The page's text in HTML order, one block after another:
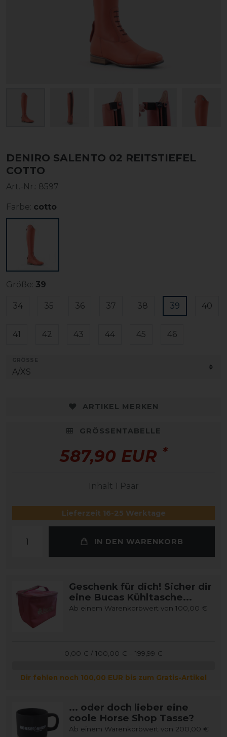
DENIRO SALENTO 02 REITSTIEFEL
COTTO
Art.-Nr.: 8597
Farbe: cotto
Größe: 39
34 35 36 37 38 39 40
41 42 43 44 45 46
ARTIKEL MERKEN
GRÖSSENTABELLE
587,90 EUR *
Inhalt 1 Paar
Lieferzeit 16-25 Werktage
IN DEN WARENKORB
Geschenk für dich! Sicher dir
eine Bucas Kühltasche...
Ab einem Warenkorbwert von 100,00 €
0,00 € / 100,00 € – 199,99 €
Dir fehlen noch 100,00 EUR bis zum Gratis-Artikel
... oder doch lieber eine
coole Horse Shop Tasse?
Ab einem Warenkorbwert von 200,00 €